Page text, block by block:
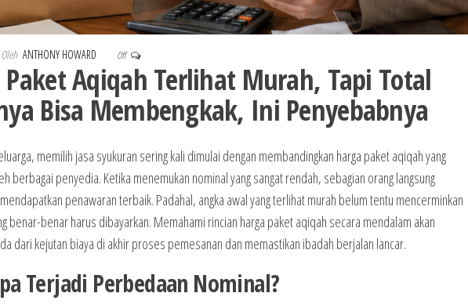
Oleh ANTHONY HOWARD Off
Paket Aqiqah Terlihat Murah, Tapi Total
Bisa Membengkak, Ini Penyebabnya
memilih jasa syukuran sering kali dimulai dengan membandingkan harga paket aqiqah yang
berbagai penyedia. Ketika menemukan nominal yang sangat rendah, sebagian orang langsung
penawaran terbaik. Padahal, angka awal yang terlihat murah belum tentu mencerminkan
benar-benar harus dibayarkan. Memahami rincian harga paket aqiqah secara mendalam akan
dari kejutan biaya di akhir proses pemesanan dan memastikan ibadah berjalan lancar.
Terjadi Perbedaan Nominal?